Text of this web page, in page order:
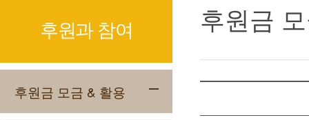
후원과 참여
후원금 모금 & 활용
후원금